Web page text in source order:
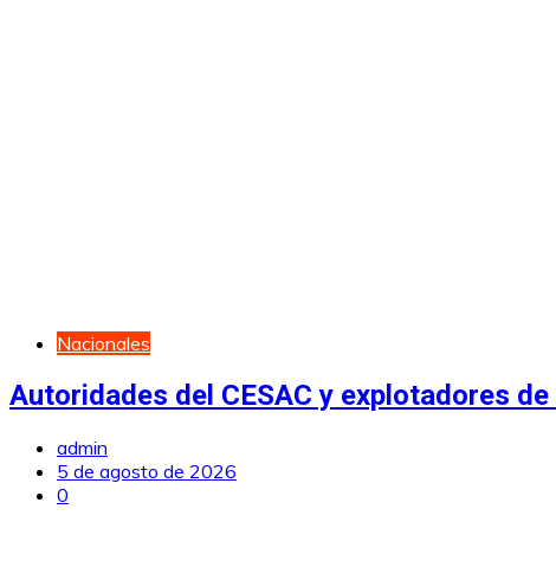
Nacionales
Autoridades del CESAC y explotadores
admin
5 de agosto de 2026
0